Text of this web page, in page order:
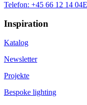
Telefon: +45 66 12 14 04
Inspiration
Katalog
Newsletter
Projekte
Bespoke lighting